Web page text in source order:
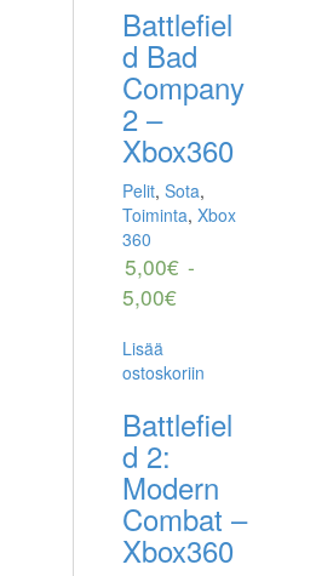
Battlefiel
d Bad
Company
2 –
Xbox360
Pelit, Sota,
Toiminta, Xbox
360
5,00€ -
5,00€
Lisää
ostoskoriin
Battlefiel
d 2:
Modern
Combat –
Xbox360